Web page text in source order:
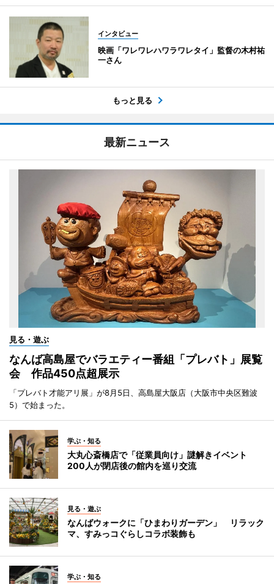
インタビュー
映画「ワレワレハワラワレタイ」監督の木村祐
一さん
もっと見る
最新ニュース
見る・遊ぶ
なんば高島屋でバラエティー番組「プレバト」展覧
会 作品450点超展示
「プレバト才能アリ展」が8月5日、高島屋大阪店（大阪市中央区難波
5）で始まった。
学ぶ・知る
大丸心斎橋店で「従業員向け」謎解きイベント
200人が閉店後の館内を巡り交流
見る・遊ぶ
なんばウォークに「ひまわりガーデン」 リラック
マ、すみっコぐらしコラボ装飾も
学ぶ・知る